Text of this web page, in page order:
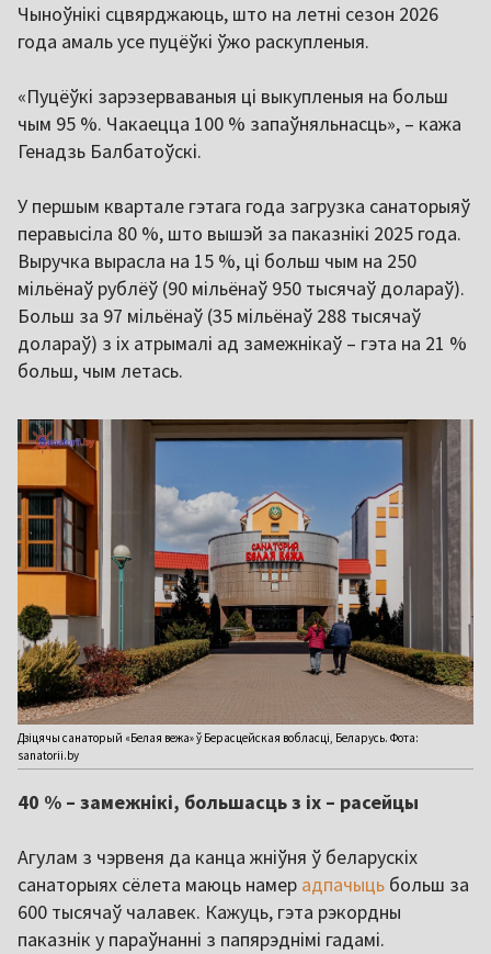
Чыноўнікі сцвярджаюць, што на летні сезон 2026
года амаль усе пуцёўкі ўжо раскупленыя.
«Пуцёўкі зарэзерваваныя ці выкупленыя на больш
чым 95 %. Чакаецца 100 % запаўняльнасць», – кажа
Генадзь Балбатоўскі.
У першым квартале гэтага года загрузка санаторыяў
перавысіла 80 %, што вышэй за паказнікі 2025 года.
Выручка вырасла на 15 %, ці больш чым на 250
мільёнаў рублёў (90 мільёнаў 950 тысячаў долараў).
Больш за 97 мільёнаў (35 мільёнаў 288 тысячаў
долараў) з іх атрымалі ад замежнікаў – гэта на 21 %
больш, чым летась.
Дзіцячы санаторый «Белая вежа» ў Берасцейская вобласці, Беларусь. Фота:
sanatorii.by
40 % – замежнікі, большасць з іх – расейцы
Агулам з чэрвеня да канца жніўня ў беларускіх
санаторыях сёлета маюць намер адпачыць больш за
600 тысячаў чалавек. Кажуць, гэта рэкордны
паказнік у параўнанні з папярэднімі гадамі.